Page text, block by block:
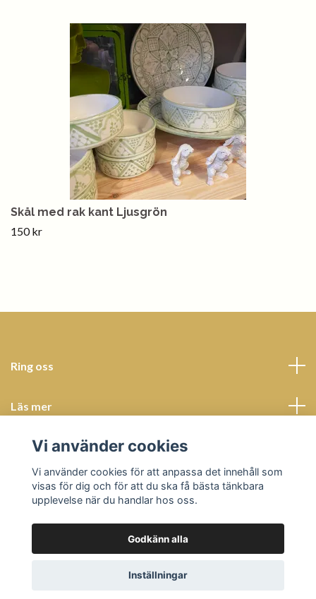
Skål med rak kant Ljusgrön
150 kr
Ring oss
Läs mer
Sociala medier
© 2026 Butik BohèmePowered by Quickbutik
Vi använder cookies
Vi använder cookies för att anpassa det innehåll som
visas för dig och för att du ska få bästa tänkbara
upplevelse när du handlar hos oss.
Godkänn alla
Inställningar